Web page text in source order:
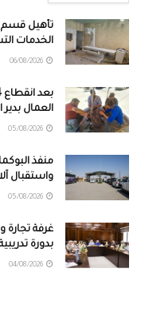
تأهيل قسم
الخدمات
العمال بدير
منفذ
واستقبال
غرفة تجارة
بدورة